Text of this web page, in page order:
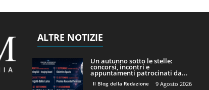
ALTRE NOTIZIE
Un autunno sotto le stelle:
concorsi, incontri e
appuntamenti patrocinati da...
Il Blog della Redazione 9 Agosto 2026